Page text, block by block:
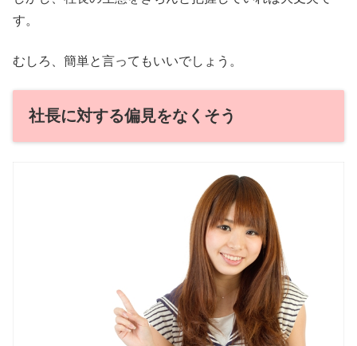
す。
むしろ、簡単と言ってもいいでしょう。
社長に対する偏見をなくそう